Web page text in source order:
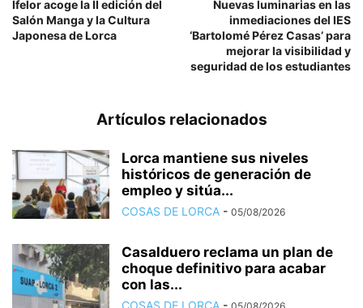
Ifelor acoge la II edición del
Salón Manga y la Cultura
Japonesa de Lorca
Nuevas luminarias en las
inmediaciones del IES
‘Bartolomé Pérez Casas’ para
mejorar la visibilidad y
seguridad de los estudiantes
Artículos relacionados
Lorca mantiene sus niveles
históricos de generación de
empleo y sitúa...
COSAS DE LORCA - 05/08/2026
Casalduero reclama un plan de
choque definitivo para acabar
con las...
COSAS DE LORCA -